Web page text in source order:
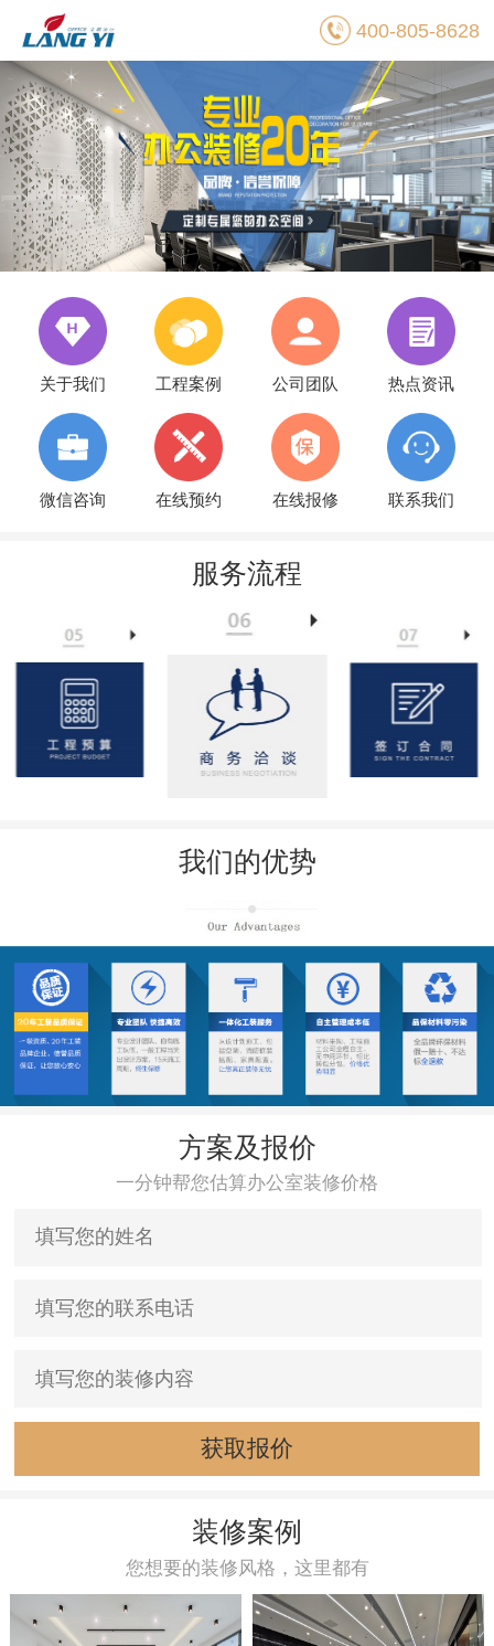
400-805-8628
关于我们 工程案例 公司团队 热点资讯
微信咨询 在线预约 在线报修 联系我们
服务流程
我们的优势
方案及报价
一分钟帮您估算办公室装修价格
获取报价
装修案例
您想要的装修风格，这里都有